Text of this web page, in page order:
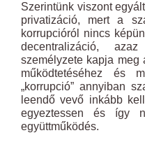
Szerintünk viszont
privatizáció, mert a
korrupcióról nincs
decentralizáció,
személyzete kapja
működtetéséhez és
„korrupció” annyiban
leendő vevő inkább
egyeztessen és így
együttműködés.